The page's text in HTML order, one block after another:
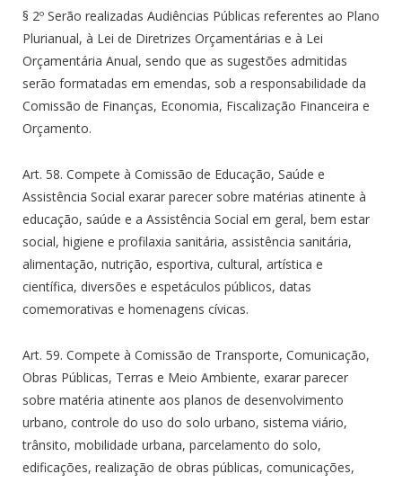
§ 2º Serão realizadas Audiências Públicas referentes ao Plano
Plurianual, à Lei de Diretrizes Orçamentárias e à Lei
Orçamentária Anual, sendo que as sugestões admitidas
serão formatadas em emendas, sob a responsabilidade da
Comissão de Finanças, Economia, Fiscalização Financeira e
Orçamento.
Art. 58. Compete à Comissão de Educação, Saúde e
Assistência Social exarar parecer sobre matérias atinente à
educação, saúde e a Assistência Social em geral, bem estar
social, higiene e profilaxia sanitária, assistência sanitária,
alimentação, nutrição, esportiva, cultural, artística e
científica, diversões e espetáculos públicos, datas
comemorativas e homenagens cívicas.
Art. 59. Compete à Comissão de Transporte, Comunicação,
Obras Públicas, Terras e Meio Ambiente, exarar parecer
sobre matéria atinente aos planos de desenvolvimento
urbano, controle do uso do solo urbano, sistema viário,
trânsito, mobilidade urbana, parcelamento do solo,
edificações, realização de obras públicas, comunicações,